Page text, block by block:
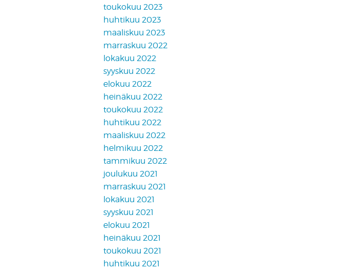
toukokuu 2023
huhtikuu 2023
maaliskuu 2023
marraskuu 2022
lokakuu 2022
syyskuu 2022
elokuu 2022
heinäkuu 2022
toukokuu 2022
huhtikuu 2022
maaliskuu 2022
helmikuu 2022
tammikuu 2022
joulukuu 2021
marraskuu 2021
lokakuu 2021
syyskuu 2021
elokuu 2021
heinäkuu 2021
toukokuu 2021
huhtikuu 2021